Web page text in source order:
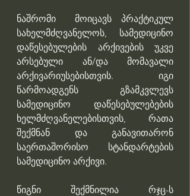
ნაშრომი  მოიცავს პრაქტიკულ
სახელმძღვანელოს, სამედიცინო
დაწესებულების არქივების უკვე
არსებული ან/და მომავალი
არქივარიუსებისთვის. იგი
წარმოადგენს გზამკვლევს
სამედიცინო დაწესებულებების
ხელმძღვანელებისთვის, რათა
შექმნან და განავითარონ
საერთაშორისო სტანდარტების
სამედიცინო არქივი.
წიგნი შექმნილია რჯც-ს